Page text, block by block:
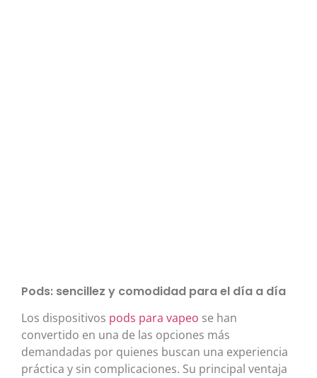
Pods: sencillez y comodidad para el día a día
Los dispositivos pods para vapeo se han
convertido en una de las opciones más
demandadas por quienes buscan una experiencia
práctica y sin complicaciones. Su principal ventaja